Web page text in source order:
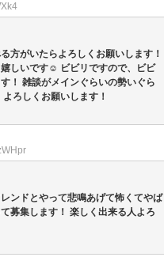
方がいたらよろしくお願いします！
しいです☺️ ビビリですので、ビビ
！ 雑談がメインぐらいの勢いぐら
ろしくお願いします！
ンドとやって悲鳴あげて怖くてやば
募集します！ 楽しく出来る人よろ